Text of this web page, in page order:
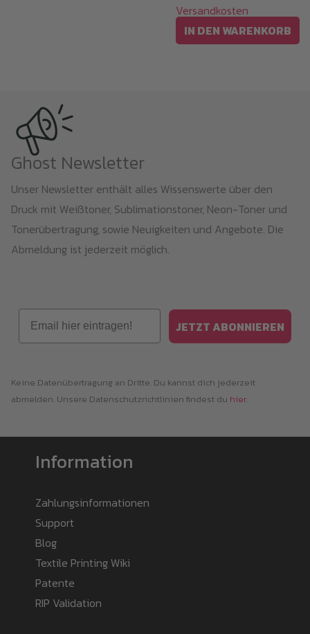
Versandkosten
IN DEN WARENKORB
Ghost Newsletter
Unser Newsletter enthält alles Wissenswerte über den
Druck mit Weißtoner, Sublimationstoner, Neon-Toner und
Tonerübertragung, sowie Neuigkeiten und Angebote. Die
Abmeldung ist jederzeit möglich.
Email
JETZT ABONNIEREN
Keine Datenübertragung an Dritte. Du kannst dich jederzeit
abmelden. Unsere Datenschutzrichtlinien findest du hier.
Information
Zahlungsinformationen
Support
Blog
Textile Printing Wiki
Patente
RIP Validation